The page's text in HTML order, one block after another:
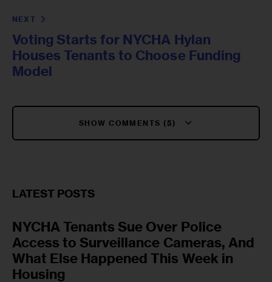
NEXT
Voting Starts for NYCHA Hylan
Houses Tenants to Choose Funding
Model
SHOW COMMENTS (5)
LATEST POSTS
NYCHA Tenants Sue Over Police
Access to Surveillance Cameras, And
What Else Happened This Week in
Housing